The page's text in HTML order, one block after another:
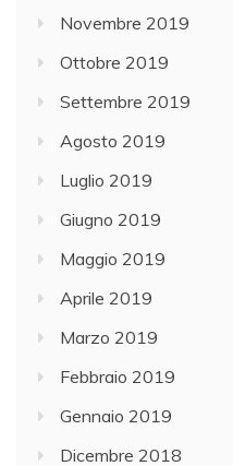
Novembre 2019
Ottobre 2019
Settembre 2019
Agosto 2019
Luglio 2019
Giugno 2019
Maggio 2019
Aprile 2019
Marzo 2019
Febbraio 2019
Gennaio 2019
Dicembre 2018